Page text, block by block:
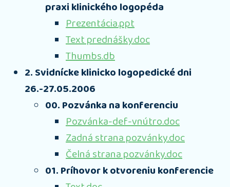
praxi klinického logopéda
Prezentácia.ppt
Text prednášky.doc
Thumbs.db
2. Svidnícke klinicko logopedické dni
26.-27.05.2006
00. Pozvánka na konferenciu
Pozvánka-def-vnútro.doc
Zadná strana pozvánky.doc
Čelná strana pozvánky.doc
01. Príhovor k otvoreniu konferencie